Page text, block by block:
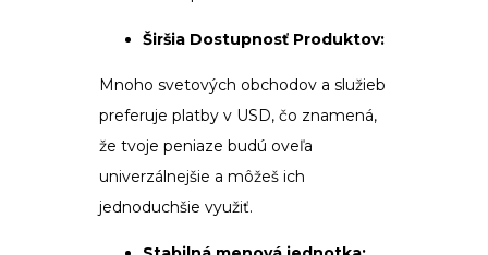
Širšia Dostupnosť Produktov:
Mnoho svetových obchodov a služieb
preferuje platby v USD, čo znamená,
že tvoje peniaze budú oveľa
univerzálnejšie a môžeš ich
jednoduchšie využiť.